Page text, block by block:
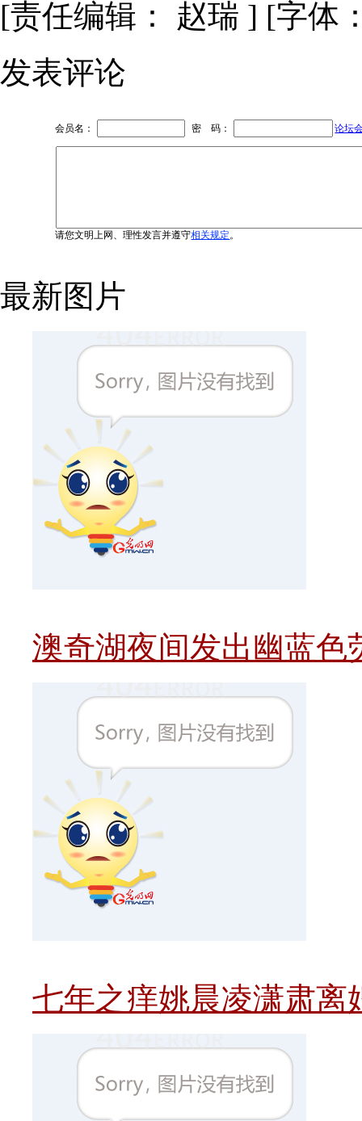
[责任编辑： 赵瑞 ] [字体
发表评论
会员名： 密 码： 论坛
请您文明上网、理性发言并遵守相关规定。
最新图片
澳奇湖夜间发出幽蓝色
七年之痒姚晨凌潇肃离